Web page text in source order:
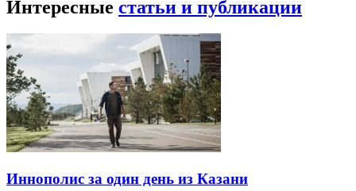
Интересные статьи и публикации
Иннополис за один день из Казани